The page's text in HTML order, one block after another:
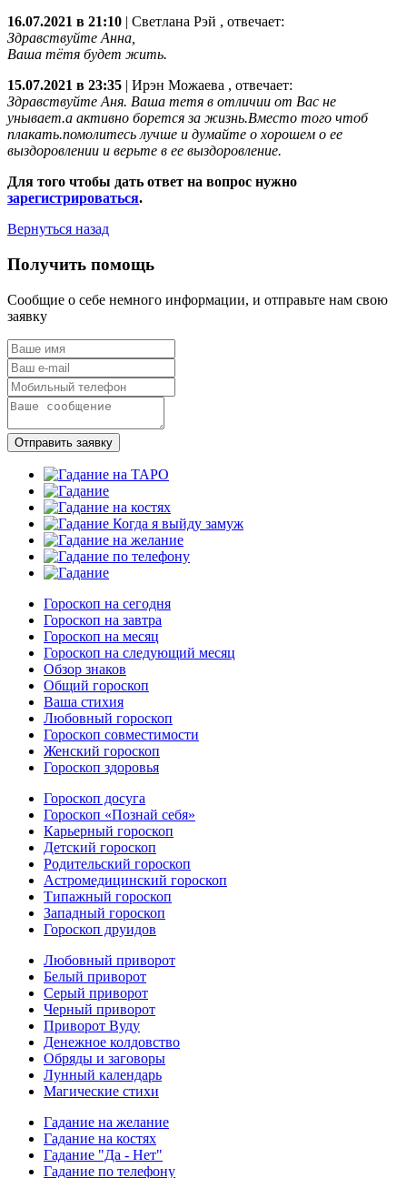
16.07.2021 в 21:10
Светлана Рэй , отвечает:
Здравствуйте Анна,
Ваша тётя будет жить.
15.07.2021 в 23:35
Ирэн Можаева , отвечает:
Здравствуйте Аня. Ваша тетя в отличии от Вас не
унывает.а активно борется за жизнь.Вместо того чтоб
плакать.помолитесь лучше и думайте о хорошем о ее
выздоровлении и верьте в ее выздоровление.
Для того чтобы дать ответ на вопрос нужно
зарегистрироваться.
Вернуться назад
Получить помощь
Сообщие о себе немного информации, и отправьте нам свою
заявку
Отправить заявку
Гороскоп на сегодня
Гороскоп на завтра
Гороскоп на месяц
Гороскоп на следующий месяц
Обзор знаков
Общий гороскоп
Ваша стихия
Любовный гороскоп
Гороскоп совместимости
Женский гороскоп
Гороскоп здоровья
Гороскоп досуга
Гороскоп «Познай себя»
Карьерный гороскоп
Детский гороскоп
Родительский гороскоп
Астромедицинский гороскоп
Типажный гороскоп
Западный гороскоп
Гороскоп друидов
Любовный приворот
Белый приворот
Серый приворот
Черный приворот
Приворот Вуду
Денежное колдовство
Обряды и заговоры
Лунный календарь
Магические стихи
Гадание на желание
Гадание на костях
Гадание "Да - Нет"
Гадание по телефону